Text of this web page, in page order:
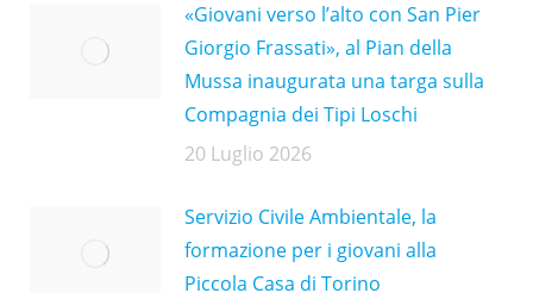
«Giovani verso l’alto con San Pier
Giorgio Frassati», al Pian della
Mussa inaugurata una targa sulla
Compagnia dei Tipi Loschi
20 Luglio 2026
Servizio Civile Ambientale, la
formazione per i giovani alla
Piccola Casa di Torino